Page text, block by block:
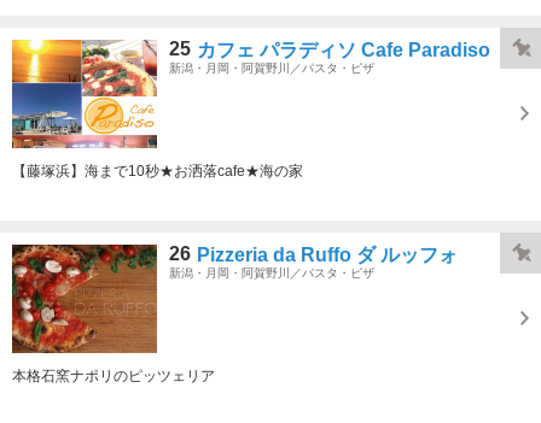
25 カフェ パラディソ Cafe Paradiso
新潟・月岡・阿賀野川／パスタ・ピザ
【藤塚浜】海まで10秒★お洒落cafe★海の家
26 Pizzeria da Ruffo ダ ルッフォ
新潟・月岡・阿賀野川／パスタ・ピザ
本格石窯ナポリのピッツェリア